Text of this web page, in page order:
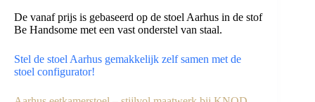
De vanaf prijs is gebaseerd op de stoel Aarhus in de stof
Be Handsome met een vast onderstel van staal.
Stel de stoel Aarhus gemakkelijk zelf samen met de
stoel configurator!